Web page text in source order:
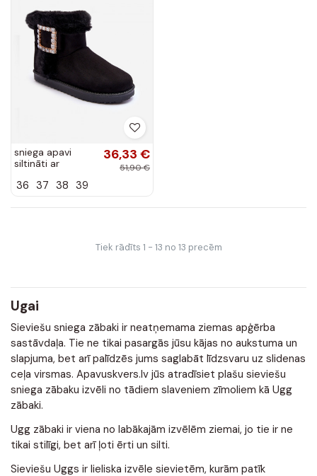
sniega apavi
siltināti ar
krāsas Dulca
36,33 €
51,90 €
36 37 38 39
Tiek rādīts 1 - 13 no 13 precēm
Ugai
Sieviešu sniega zābaki ir neatņemama ziemas apģērba
sastāvdaļa. Tie ne tikai pasargās jūsu kājas no aukstuma un
slapjuma, bet arī palīdzēs jums saglabāt līdzsvaru uz slidenas
ceļa virsmas. Apavuskvers.lv jūs atradīsiet plašu sieviešu
sniega zābaku izvēli no tādiem slaveniem zīmoliem kā Ugg
zābaki.
Ugg zābaki ir viena no labākajām izvēlēm ziemai, jo tie ir ne
tikai stilīgi, bet arī ļoti ērti un silti.
Sieviešu Uggs ir lieliska izvēle sievietēm, kurām patīk